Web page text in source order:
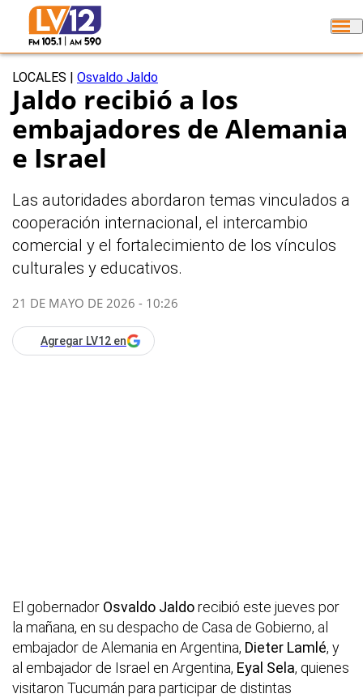
LOCALES Osvaldo Jaldo
Jaldo recibió a los
embajadores de Alemania
e Israel
Las autoridades abordaron temas vinculados a
cooperación internacional, el intercambio
comercial y el fortalecimiento de los vínculos
culturales y educativos.
21 DE MAYO DE 2026 - 10:26
Agregar LV12 en
El gobernador Osvaldo Jaldorecibió este jueves por
la mañana, en su despacho de Casa de Gobierno, al
embajador de Alemania en Argentina, Dieter Lamlé, y
al embajador de Israel en Argentina, Eyal Sela, quienes
visitaron Tucumán para participar de distintas